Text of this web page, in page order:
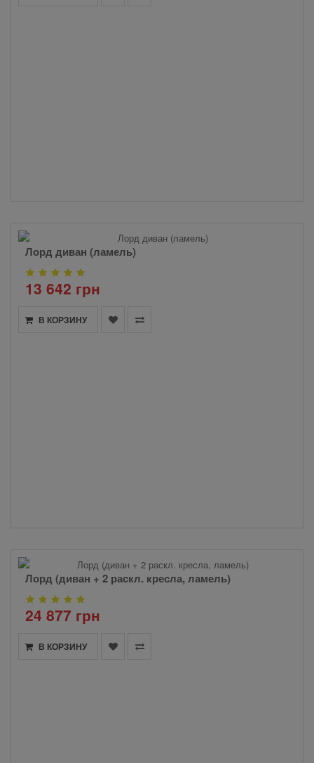
Лорд диван (ламель)
13 642 грн
В КОРЗИНУ
Лорд (диван + 2 раскл. кресла, ламель)
24 877 грн
В КОРЗИНУ